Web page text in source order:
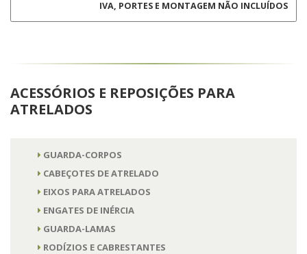
IVA, PORTES E MONTAGEM NÃO INCLUÍDOS
ACESSÓRIOS E REPOSIÇÕES PARA
ATRELADOS
GUARDA-CORPOS
CABEÇOTES DE ATRELADO
EIXOS PARA ATRELADOS
ENGATES DE INÉRCIA
GUARDA-LAMAS
RODÍZIOS E CABRESTANTES